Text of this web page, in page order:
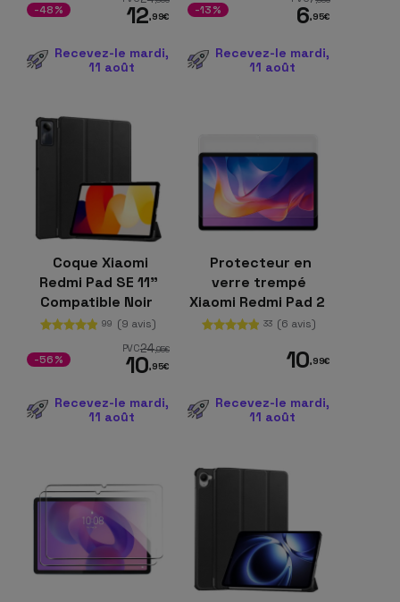
12,99€
-48%
Recevez-le mardi,
11 août
6,95€
-13%
Recevez-le mardi,
11 août
Coque Xiaomi
Redmi Pad SE 11"
Compatible Noir
99 (9 avis)
PVC24,95€
10,95€
-56%
Recevez-le mardi,
11 août
Protecteur en
verre trempé
Xiaomi Redmi Pad 2
33 (6 avis)
10,99€
Recevez-le mardi,
11 août